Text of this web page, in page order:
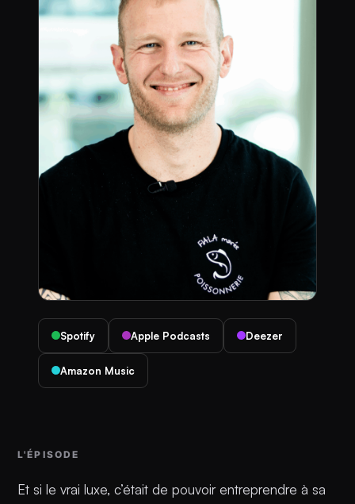
Spotify Apple Podcasts Deezer
Amazon Music
L'ÉPISODE
Et si le vrai luxe, c’était de pouvoir entreprendre à sa